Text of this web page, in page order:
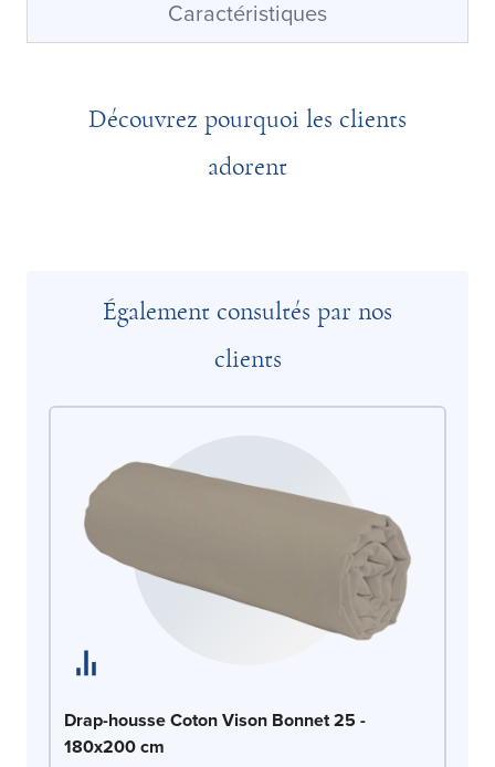
Caractéristiques
Découvrez pourquoi les clients
adorent
Également consultés par nos
clients
Drap-housse Coton Vison Bonnet 25 -
180x200 cm